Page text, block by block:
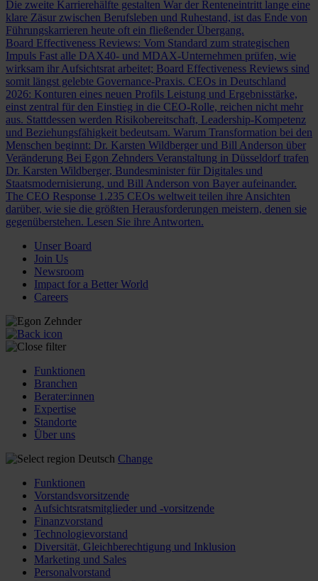
Die zweite Karrierehälfte gestalten War der Renteneintritt lange eine
klare Zäsur zwischen Berufsleben und Ruhestand, ist das Ende von
Führungskarrieren heute oft ein fließender Übergang.
Board Effectiveness Reviews: Vom Standard zum strategischen
Impuls Fast alle DAX40- und MDAX-Unternehmen prüfen, wie
wirksam ihr Aufsichtsrat arbeitet; Board Effectiveness Reviews sind
somit längst gelebte Governance-Praxis. CEOs in Deutschland
2026: Konturen eines neuen Profils Leistung und Ergebnisstärke,
einst zentral für den Einstieg in die CEO-Rolle, reichen nicht mehr
aus. Stattdessen werden Risikobereitschaft, Leadership-Kompetenz
und Beziehungsfähigkeit bedeutsam. Warum Transformation bei den
Menschen beginnt: Dr. Karsten Wildberger und Bill Anderson über
Veränderung Bei Egon Zehnders Veranstaltung in Düsseldorf trafen
Dr. Karsten Wildberger, Bundesminister für Digitales und
Staatsmodernisierung, und Bill Anderson von Bayer aufeinander.
The CEO Response 1.235 CEOs weltweit teilen ihre Ansichten
darüber, wie sie die größten Herausforderungen meistern, denen sie
gegenüberstehen. Lesen Sie ihre Antworten.
Unser Board
Join Us
Newsroom
Impact for a Better World
Careers
Funktionen
Branchen
Berater:innen
Expertise
Standorte
Über uns
Deutsch Change
Funktionen
Vorstandsvorsitzende
Aufsichtsratsmitglieder und -vorsitzende
Finanzvorstand
Technologievorstand
Diversität, Gleichberechtigung und Inklusion
Marketing und Sales
Personalvorstand